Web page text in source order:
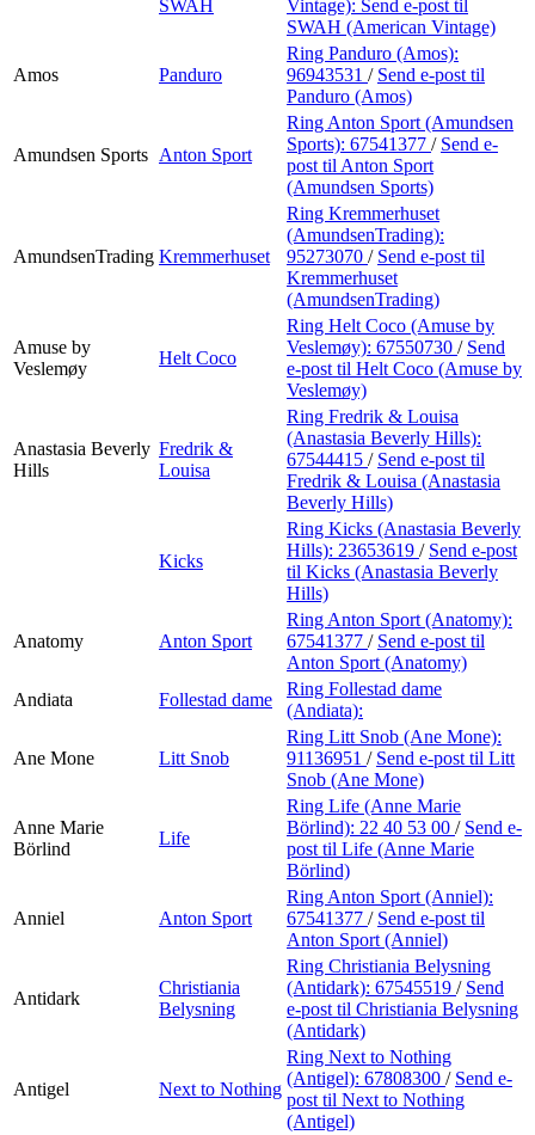
SWAH
Vintage): Send e-post til
SWAH (American Vintage)
Amos Panduro
Ring Panduro (Amos):
96943531 / Send e-post til
Panduro (Amos)
Amundsen Sports Anton Sport
Ring Anton Sport (Amundsen
Sports): 67541377 / Send e-
post til Anton Sport
(Amundsen Sports)
AmundsenTrading Kremmerhuset
Ring Kremmerhuset
(AmundsenTrading):
95273070 / Send e-post til
Kremmerhuset
(AmundsenTrading)
Amuse by
Veslemøy
Helt Coco
Ring Helt Coco (Amuse by
Veslemøy): 67550730 / Send
e-post til Helt Coco (Amuse by
Veslemøy)
Anastasia Beverly
Hills
Fredrik &
Louisa
Ring Fredrik & Louisa
(Anastasia Beverly Hills):
67544415 / Send e-post til
Fredrik & Louisa (Anastasia
Beverly Hills)
Kicks
Ring Kicks (Anastasia Beverly
Hills): 23653619 / Send e-post
til Kicks (Anastasia Beverly
Hills)
Anatomy Anton Sport
Ring Anton Sport (Anatomy):
67541377 / Send e-post til
Anton Sport (Anatomy)
Andiata
Follestad dame
Ring Follestad dame
(Andiata):
Ane Mone Litt Snob
Ring Litt Snob (Ane Mone):
91136951 / Send e-post til Litt
Snob (Ane Mone)
Anne Marie
Börlind
Life
Ring Life (Anne Marie
Börlind): 22 40 53 00 / Send e-
post til Life (Anne Marie
Börlind)
Anniel Anton Sport
Ring Anton Sport (Anniel):
67541377 / Send e-post til
Anton Sport (Anniel)
Antidark
Christiania
Belysning
Ring Christiania Belysning
(Antidark): 67545519 / Send
e-post til Christiania Belysning
(Antidark)
Antigel Next to Nothing
Ring Next to Nothing
(Antigel): 67808300 / Send e-
post til Next to Nothing
(Antigel)